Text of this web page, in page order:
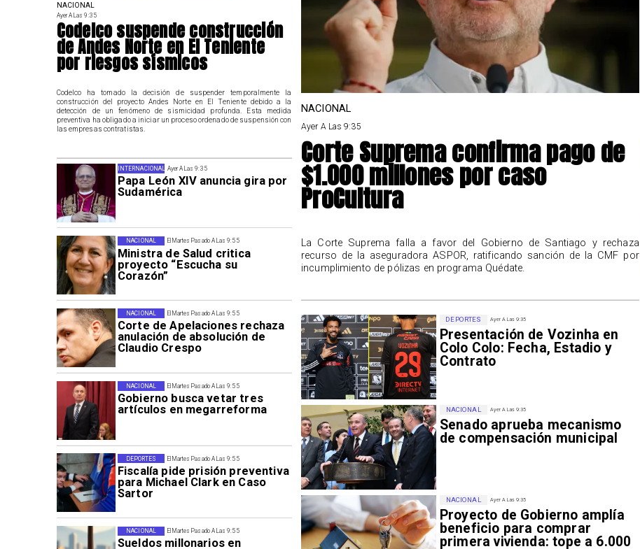
Ayer A Las 9:35
Papa León XIV anuncia gira por
Sudamérica
INTERNACIONAL
El Martes Pasado A Las 9:55
Ministra de Salud critica
proyecto “Escucha su
Corazón”
NACIONAL
El Martes Pasado A Las 9:55
Corte de Apelaciones rechaza
anulación de absolución de
Claudio Crespo
NACIONAL
El Martes Pasado A Las 9:55
Gobierno busca vetar tres
artículos en megarreforma
NACIONAL
El Martes Pasado A Las 9:55
Fiscalía pide prisión preventiva
para Michael Clark en Caso
Sartor
DEPORTES
El Martes Pasado A Las 9:55
Sueldos millonarios en
NACIONAL
Ayer A Las 9:35
Presentación de Vozinha en
Colo Colo: Fecha, Estadio y
Contrato
DEPORTES
Ayer A Las 9:35
Senado aprueba mecanismo
de compensación municipal
NACIONAL
Ayer A Las 9:35
Proyecto de Gobierno amplía
beneficio para comprar
primera vivienda: tope a 6.000
NACIONAL
NACIONAL
Ayer A Las 9:35
Codelco suspende construcción
de Andes Norte en El Teniente
por riesgos sísmicos
Codelco ha tomado la decisión de suspender temporalmente la
construcción del proyecto Andes Norte en El Teniente debido a la
detección de un fenómeno de sismicidad profunda. Esta medida
preventiva ha obligado a iniciar un proceso ordenado de suspensión con
las empresas contratistas.
NACIONAL
Ayer A Las 9:35
Corte Suprema confirma pago de
$1.000 millones por caso
ProCultura
La Corte Suprema falla a favor del Gobierno de Santiago y rechaza
recurso de la aseguradora ASPOR, ratificando sanción de la CMF por
incumplimiento de pólizas en programa Quédate.